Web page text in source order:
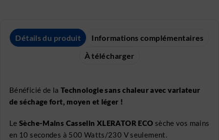
Détails du produit
Informations complémentaires
À télécharger
Bénéficié de la Technologie sans chaleur avec variateur
de séchage fort, moyen et léger !
Le Sèche-Mains Casselin XLERATOR ECO sèche vos mains
en 10 secondes à 500 Watts/230 V seulement.